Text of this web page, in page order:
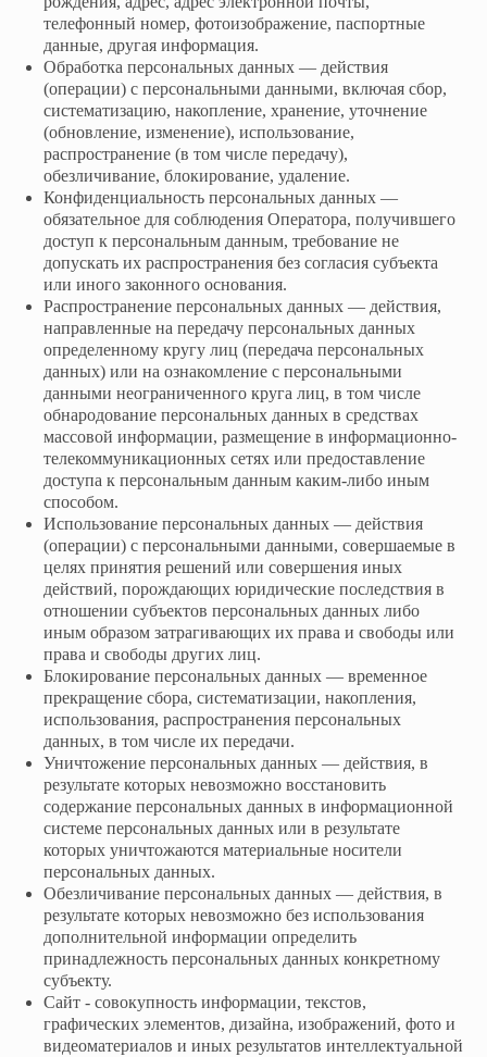
телефонный номер, фотоизображение, паспортные
данные, другая информация.
Обработка персональных данных — действия
(операции) с персональными данными, включая сбор,
систематизацию, накопление, хранение, уточнение
(обновление, изменение), использование,
распространение (в том числе передачу),
обезличивание, блокирование, удаление.
Конфиденциальность персональных данных —
обязательное для соблюдения Оператора, получившего
доступ к персональным данным, требование не
допускать их распространения без согласия субъекта
или иного законного основания.
Распространение персональных данных — действия,
направленные на передачу персональных данных
определенному кругу лиц (передача персональных
данных) или на ознакомление с персональными
данными неограниченного круга лиц, в том числе
обнародование персональных данных в средствах
массовой информации, размещение в информационно-
телекоммуникационных сетях или предоставление
доступа к персональным данным каким-либо иным
способом.
Использование персональных данных — действия
(операции) с персональными данными, совершаемые в
целях принятия решений или совершения иных
действий, порождающих юридические последствия в
отношении субъектов персональных данных либо
иным образом затрагивающих их права и свободы или
права и свободы других лиц.
Блокирование персональных данных — временное
прекращение сбора, систематизации, накопления,
использования, распространения персональных
данных, в том числе их передачи.
Уничтожение персональных данных — действия, в
результате которых невозможно восстановить
содержание персональных данных в информационной
системе персональных данных или в результате
которых уничтожаются материальные носители
персональных данных.
Обезличивание персональных данных — действия, в
результате которых невозможно без использования
дополнительной информации определить
принадлежность персональных данных конкретному
субъекту.
Сайт - совокупность информации, текстов,
графических элементов, дизайна, изображений, фото и
видеоматериалов и иных результатов интеллектуальной